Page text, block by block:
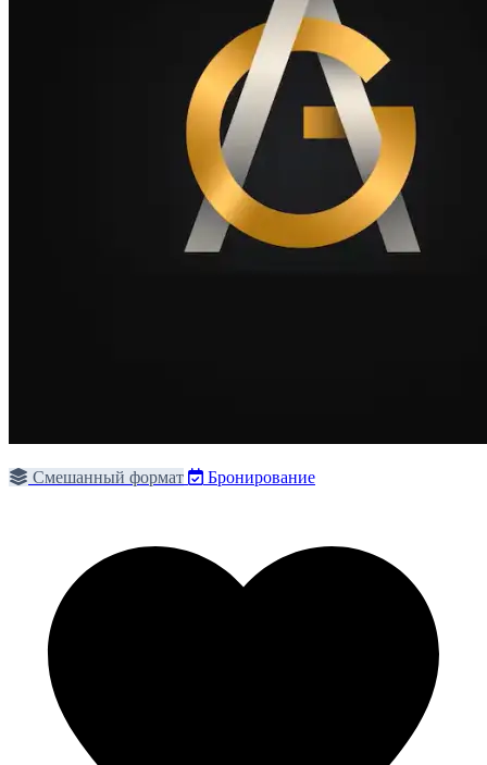
Персонал и работа
Смешанный формат Бронирование